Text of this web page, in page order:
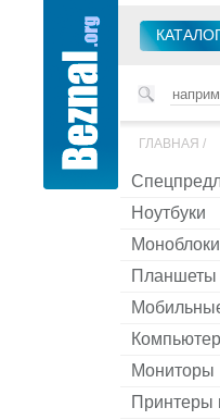
ГЛАВНАЯ /
Ноутбуки
Моноблоки
Планшеты
Мониторы